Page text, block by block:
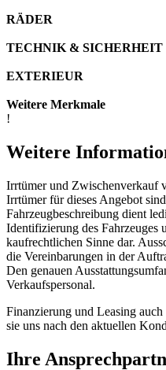
RÄDER
TECHNIK & SICHERHEIT
EXTERIEUR
Weitere Merkmale
!
Weitere
Irrtümer und Zwischenverkauf
Irrtümer für dieses Angebot
Fahrzeugbeschreibung dient
Identifizierung des Fahrzeuges
kaufrechtlichen Sinne dar.
die Vereinbarungen in der
Den genauen
Verkaufspersonal.
Finanzierung und Leasing
sie uns nach den aktuellen
Ihre